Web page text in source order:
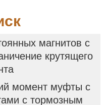
магнитов с
крутящего
момент муфты с
с тормозным